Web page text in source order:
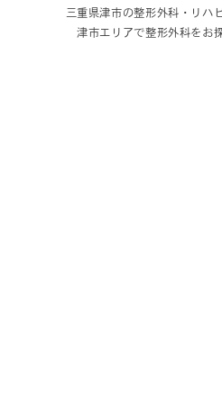
三重県津市の整形外科・リハ
津市エリアで整形外科をお